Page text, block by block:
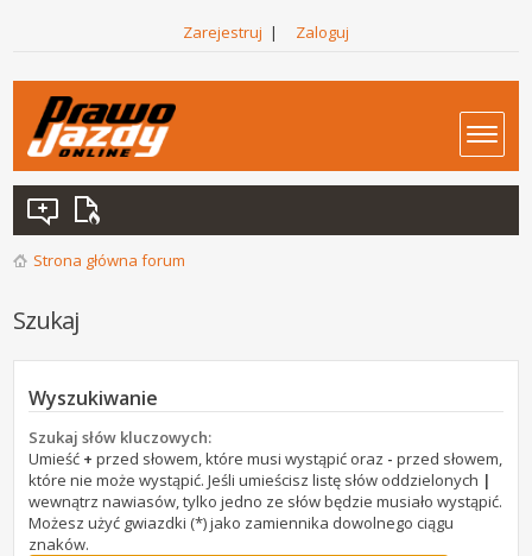
Zarejestruj | Zaloguj
Strona główna forum
Szukaj
Wyszukiwanie
Szukaj słów kluczowych:
Umieść + przed słowem, które musi wystąpić oraz - przed słowem,
które nie może wystąpić. Jeśli umieścisz listę słów oddzielonych |
wewnątrz nawiasów, tylko jedno ze słów będzie musiało wystąpić.
Możesz użyć gwiazdki (*) jako zamiennika dowolnego ciągu
znaków.